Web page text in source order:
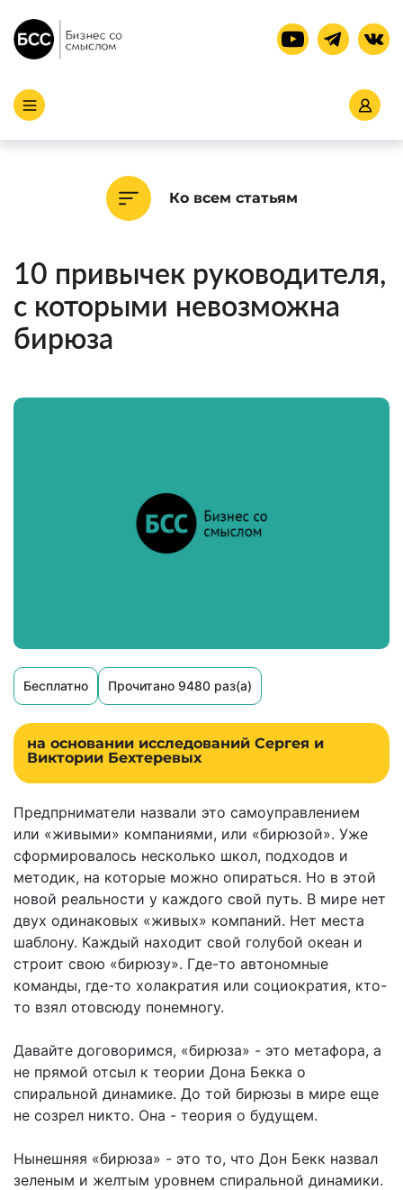
Ко всем статьям
10 привычек руководителя,
с которыми невозможна
бирюза
Бесплатно Прочитано 9480 раз(а)
на основании исследований Сергея и
Виктории Бехтеревых
Предпрниматели назвали это самоуправлением
или «живыми» компаниями, или «бирюзой». Уже
сформировалось несколько школ, подходов и
методик, на которые можно опираться. Но в этой
новой реальности у каждого свой путь. В мире нет
двух одинаковых «живых» компаний. Нет места
шаблону. Каждый находит свой голубой океан и
строит свою «бирюзу». Где-то автономные
команды, где-то холакратия или социократия, кто-
то взял отовсюду понемногу.
Давайте договоримся, «бирюза» - это метафора, а
не прямой отсыл к теории Дона Бекка о
спиральной динамике. До той бирюзы в мире еще
не созрел никто. Она - теория о будущем.
Нынешняя «бирюза» - это то, что Дон Бекк назвал
зеленым и желтым уровнем спиральной динамики.